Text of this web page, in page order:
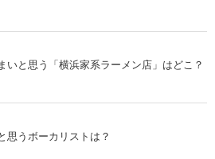
いと思う「横浜家系ラーメン店」はどこ？
思うボーカリストは？